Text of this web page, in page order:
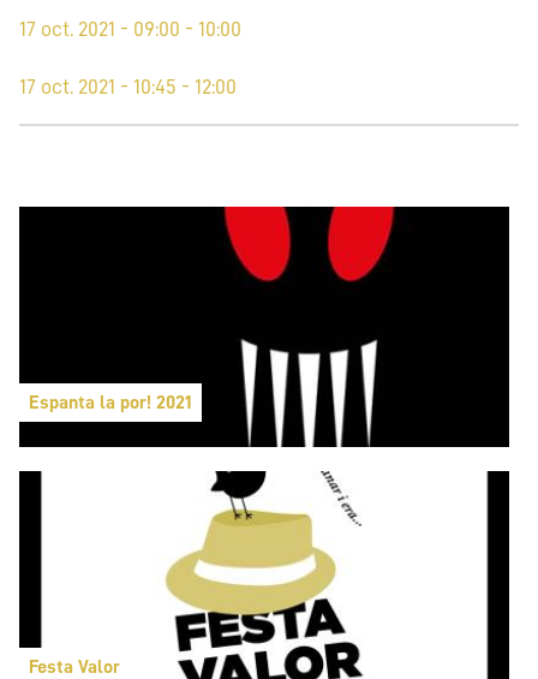
17 oct. 2021 - 09:00 - 10:00
17 oct. 2021 - 10:45 - 12:00
Espanta la por! 2021
Festa Valor